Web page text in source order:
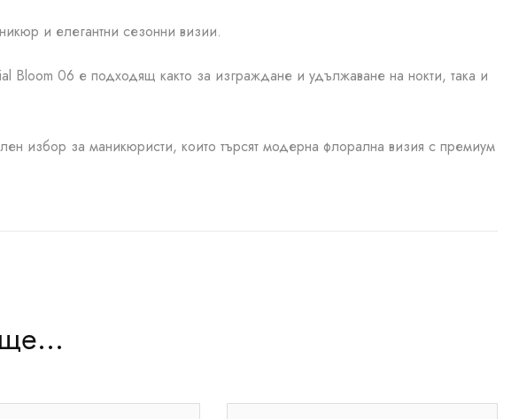
и елегантни сезонни визии.
Bloom 06 е подходящ както за изграждане и удължаване на нокти, така и
избор за маникюристи, които търсят модерна флорална визия с премиум